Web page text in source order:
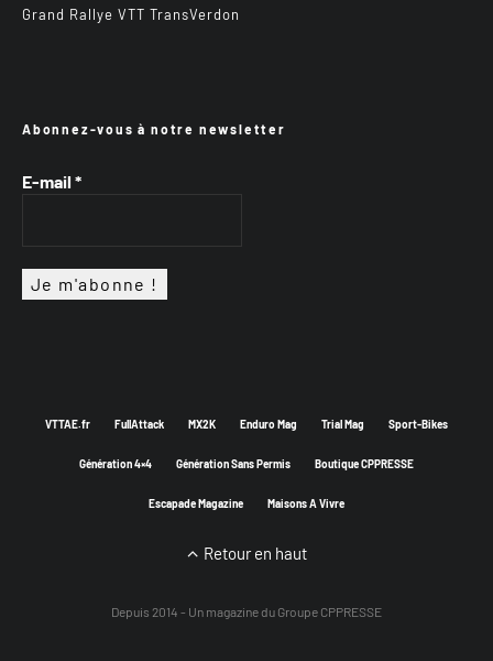
Grand Rallye VTT TransVerdon
Abonnez-vous à notre newsletter
E-mail *
VTTAE.fr FullAttack MX2K Enduro Mag Trial Mag Sport-Bikes
Génération 4×4 Génération Sans Permis Boutique CPPRESSE
Escapade Magazine Maisons A Vivre
Retour en haut
Depuis 2014 - Un magazine du Groupe CPPRESSE